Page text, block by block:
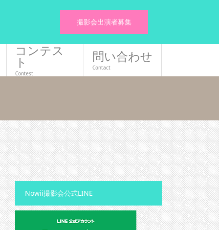
撮影会出演者募集
コンテス
ト
Contest
問い合わせ
Contact
Nowii撮影会公式LINE